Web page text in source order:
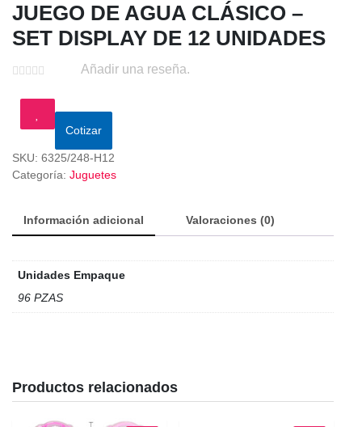
JUEGO DE AGUA CLÁSICO –
SET DISPLAY DE 12 UNIDADES
Añadir una reseña.
Cotizar
SKU: 6325/248-H12
Categoría: Juguetes
Información adicional Valoraciones (0)
Unidades Empaque
96 PZAS
Productos relacionados